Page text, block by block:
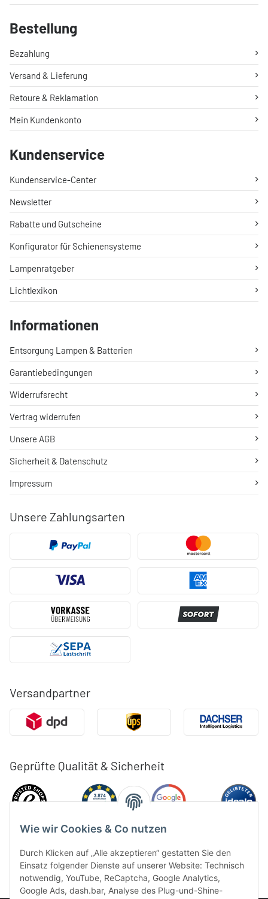
Wie wir Cookies & Co nutzen
Durch Klicken auf „Alle akzeptieren“ gestatten Sie den
Einsatz folgender Dienste auf unserer Website: Technisch
notwendig, YouTube, ReCaptcha, Google Analytics,
Google Ads, dash.bar, Analyse des Plug-und-Shine-
Unsere Zahlungsarten
Versandpartner
Geprüfte Qualität & Sicherheit
Bestellung
Bezahlung
Versand & Lieferung
Retoure & Reklamation
Mein Kundenkonto
Kundenservice
Kundenservice-Center
Newsletter
Rabatte und Gutscheine
Konfigurator für Schienensysteme
Lampenratgeber
Lichtlexikon
Informationen
Entsorgung Lampen & Batterien
Garantiebedingungen
Widerrufsrecht
Vertrag widerrufen
Unsere AGB
Sicherheit & Datenschutz
Impressum